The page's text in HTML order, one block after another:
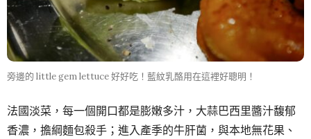
旁邊的 little gem lettuce 好好吃！藍紋乳酪用在這裡好聰明！
法國淡菜，每一個開口都是膨嫩多汁，大蒜巴西里醬汁馥郁
香濃，擔綱麵包殺手；進入產季的牛肝菌，與本地無花果、